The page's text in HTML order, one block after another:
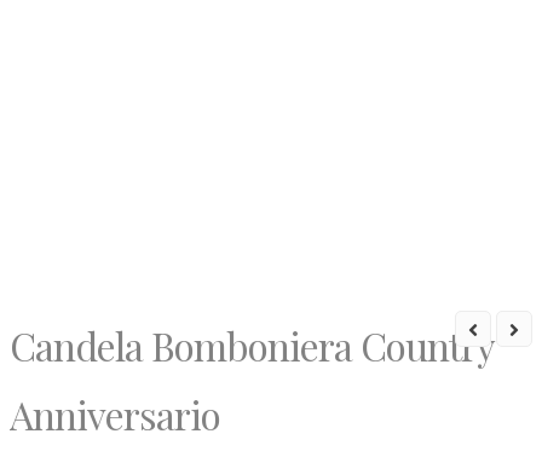
Candela Bomboniera Country
Anniversario